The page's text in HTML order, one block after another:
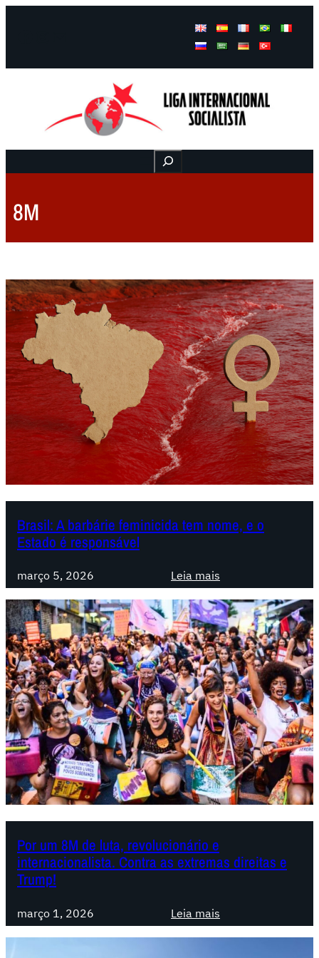
Buscar
8M
Brasil: A barbárie feminicida tem nome, e o
Estado é responsável
março 5, 2026 Leia mais
B
r
a
s
i
l
:
A
b
a
r
b
á
r
e
Por um 8M de luta, revolucionário e
internacionalista. Contra as extremas direitas e
Trump!
março 1, 2026 Leia mais
P